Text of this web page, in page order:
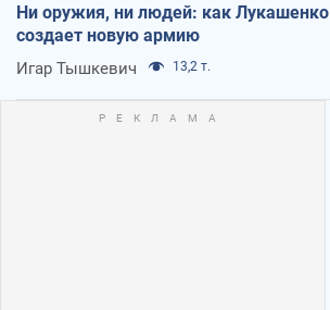
Ни оружия, ни людей: как Лукашенко
создает новую армию
Игар Тышкевич 13,2 т.